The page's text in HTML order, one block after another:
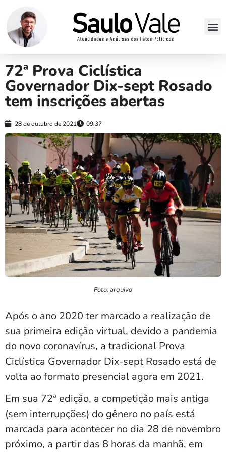
72ª Prova Ciclística
Governador Dix-sept Rosado
tem inscrições abertas
28 de outubro de 2021 09:37
Foto: arquivo
Após o ano 2020 ter marcado a realização de
sua primeira edição virtual, devido a pandemia
do novo coronavírus, a tradicional Prova
Ciclística Governador Dix-sept Rosado está de
volta ao formato presencial agora em 2021.
Em sua 72ª edição, a competição mais antiga
(sem interrupções) do gênero no país está
marcada para acontecer no dia 28 de novembro
próximo, a partir das 8 horas da manhã, em